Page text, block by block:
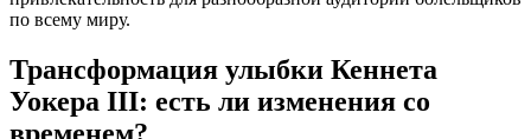
по всему миру.
Трансформация улыбки Кеннета
Уокера III: есть ли изменения со